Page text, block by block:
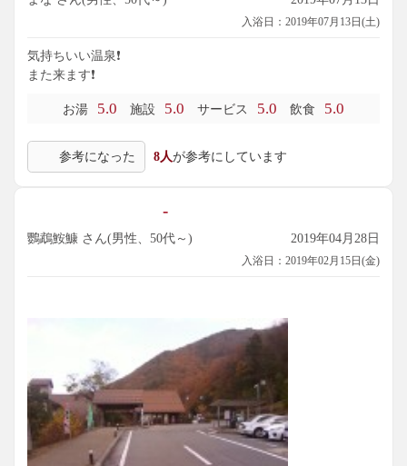
入浴日：2019年07月13日(土)
気持ちいい温泉❗️
また来ます❗️
お湯 5.0 施設 5.0 サービス 5.0 飲食 5.0
参考になった 8人が参考にしています
-
鸚鵡鮟鱇 さん(男性、50代～) 2019年04月28日
入浴日：2019年02月15日(金)